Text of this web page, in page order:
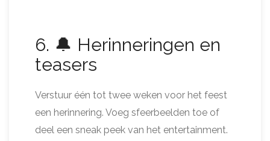
6. 🔔 Herinneringen en
teasers
Verstuur één tot twee weken voor het feest
een herinnering. Voeg sfeerbeelden toe of
deel een sneak peek van het entertainment.